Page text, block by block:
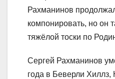
Рахманинов
компонировать, но он
тяжёлой тоски по
Сергей Рахманинов
года в Беверли